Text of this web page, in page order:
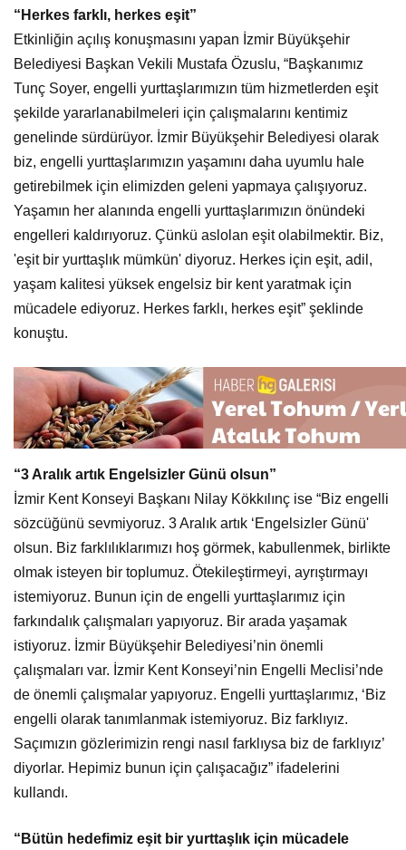
“Herkes farklı, herkes eşit”
Etkinliğin açılış konuşmasını yapan İzmir Büyükşehir
Belediyesi Başkan Vekili Mustafa Özuslu, “Başkanımız
Tunç Soyer, engelli yurttaşlarımızın tüm hizmetlerden eşit
şekilde yararlanabilmeleri için çalışmalarını kentimiz
genelinde sürdürüyor. İzmir Büyükşehir Belediyesi olarak
biz, engelli yurttaşlarımızın yaşamını daha uyumlu hale
getirebilmek için elimizden geleni yapmaya çalışıyoruz.
Yaşamın her alanında engelli yurttaşlarımızın önündeki
engelleri kaldırıyoruz. Çünkü aslolan eşit olabilmektir. Biz,
'eşit bir yurttaşlık mümkün' diyoruz. Herkes için eşit, adil,
yaşam kalitesi yüksek engelsiz bir kent yaratmak için
mücadele ediyoruz. Herkes farklı, herkes eşit” şeklinde
konuştu.
“3 Aralık artık Engelsizler Günü olsun”
İzmir Kent Konseyi Başkanı Nilay Kökkılınç ise “Biz engelli
sözcüğünü sevmiyoruz. 3 Aralık artık ‘Engelsizler Günü'
olsun. Biz farklılıklarımızı hoş görmek, kabullenmek, birlikte
olmak isteyen bir toplumuz. Ötekileştirmeyi, ayrıştırmayı
istemiyoruz. Bunun için de engelli yurttaşlarımız için
farkındalık çalışmaları yapıyoruz. Bir arada yaşamak
istiyoruz. İzmir Büyükşehir Belediyesi’nin önemli
çalışmaları var. İzmir Kent Konseyi’nin Engelli Meclisi’nde
de önemli çalışmalar yapıyoruz. Engelli yurttaşlarımız, ‘Biz
engelli olarak tanımlanmak istemiyoruz. Biz farklıyız.
Saçımızın gözlerimizin rengi nasıl farklıysa biz de farklıyız’
diyorlar. Hepimiz bunun için çalışacağız” ifadelerini
kullandı.
“Bütün hedefimiz eşit bir yurttaşlık için mücadele